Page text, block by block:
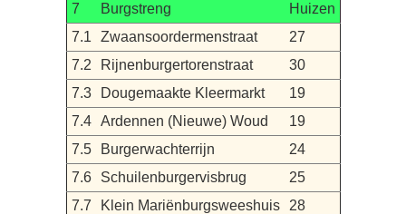
7 Burgstreng
Huizen
7.1
Zwaansoordermenstraat
27
7.2
Rijnenburgertorenstraat
30
7.3
Dougemaakte Kleermarkt
19
7.4
Ardennen (Nieuwe) Woud
19
7.5
Burgerwachterrijn
24
7.6
Schuilenburgervisbrug
25
7.7
Klein Mariënburgsweeshuis
28